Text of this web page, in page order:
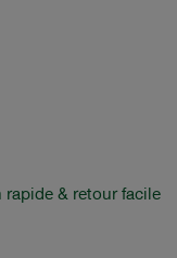
rapide & retour facile